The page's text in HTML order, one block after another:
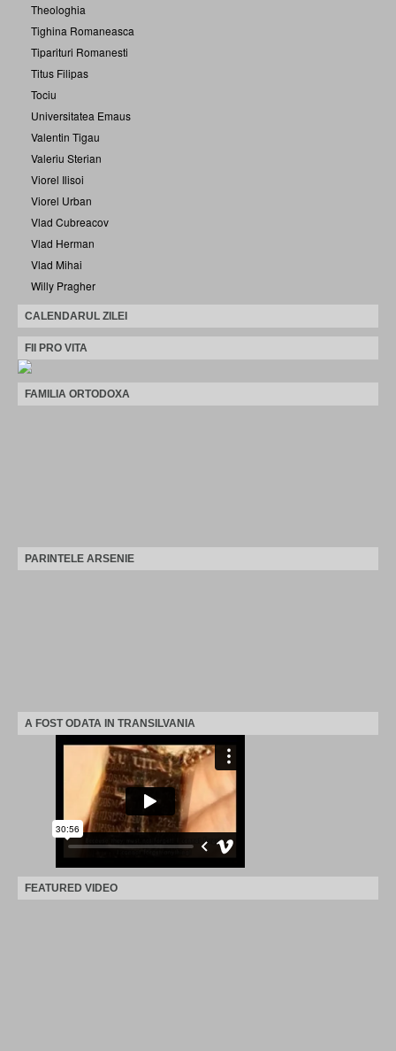
Theologhia
Tighina Romaneasca
Tiparituri Romanesti
Titus Filipas
Tociu
Universitatea Emaus
Valentin Tigau
Valeriu Sterian
Viorel Ilisoi
Viorel Urban
Vlad Cubreacov
Vlad Herman
Vlad Mihai
Willy Pragher
CALENDARUL ZILEI
FII PRO VITA
FAMILIA ORTODOXA
PARINTELE ARSENIE
A FOST ODATA IN TRANSILVANIA
FEATURED VIDEO